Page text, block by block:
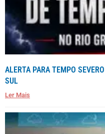
ALERTA PARA TEMPO
SUL
Ler Mais